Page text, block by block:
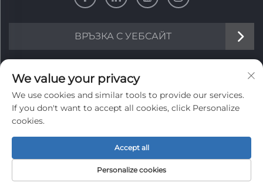
ВРЪЗКА С УЕБСАЙТ
ИНФОРМАЦИЯ
Запишете се, за да получавате нашия седмичен
бюлетин
Изпрати
We value your privacy
We use cookies and similar tools to provide our services.
If you don't want to accept all cookies, click Personalize
cookies.
Personalize cookies
Accept all